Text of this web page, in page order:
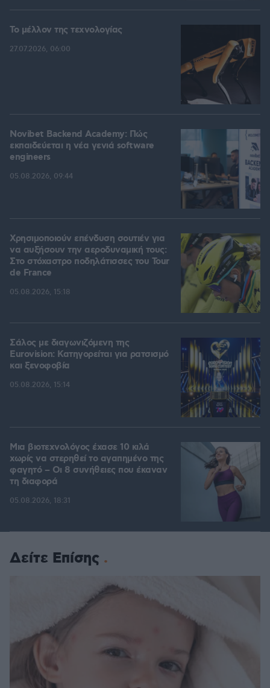
Το μέλλον της τεχνολογίας
27.07.2026, 06:00
Novibet Backend Academy: Πώς
εκπαιδεύεται η νέα γενιά software
engineers
05.08.2026, 09:44
Χρησιμοποιούν επένδυση σουτιέν για
να αυξήσουν την αεροδυναμική τους:
Στο στόχαστρο ποδηλάτισσες του Tour
de France
05.08.2026, 15:18
Σάλος με διαγωνιζόμενη της
Eurovision: Κατηγορείται για ρατσισμό
και ξενοφοβία
05.08.2026, 15:14
Μια βιοτεχνολόγος έχασε 10 κιλά
χωρίς να στερηθεί το αγαπημένο της
φαγητό – Οι 8 συνήθειες που έκαναν
τη διαφορά
05.08.2026, 18:31
Δείτε Επίσης